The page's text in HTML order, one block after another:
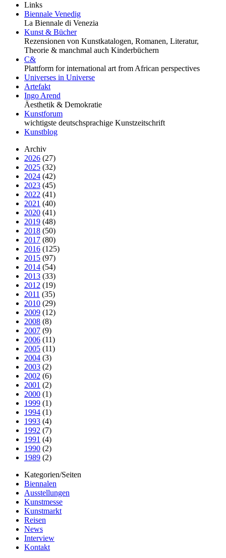
Links
Biennale Venedig
La Biennale di Venezia
Kunst & Bücher
Rezensionen von Kunstkatalogen, Romanen, Literatur,
Theorie & manchmal auch Kinderbüchern
C&
Plattform for international art from African perspectives
Universes in Universe
Artefakt
Ingo Arend
Äesthetik & Demokratie
Kunstforum
wichtigste deutschsprachige Kunstzeitschrift
Kunstblog
Archiv
2026 (27)
2025 (32)
2024 (42)
2023 (45)
2022 (41)
2021 (40)
2020 (41)
2019 (48)
2018 (50)
2017 (80)
2016 (125)
2015 (97)
2014 (54)
2013 (33)
2012 (19)
2011 (35)
2010 (29)
2009 (12)
2008 (8)
2007 (9)
2006 (11)
2005 (11)
2004 (3)
2003 (2)
2002 (6)
2001 (2)
2000 (1)
1999 (1)
1994 (1)
1993 (4)
1992 (7)
1991 (4)
1990 (2)
1989 (2)
Kategorien/Seiten
Biennalen
Ausstellungen
Kunstmesse
Kunstmarkt
Reisen
News
Interview
Kontakt